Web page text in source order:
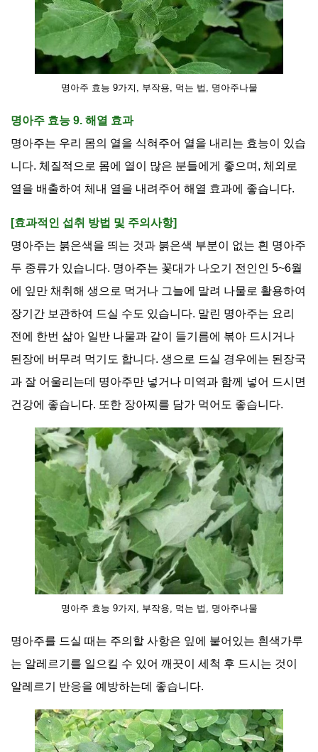
명아주 효능 9가지, 부작용, 먹는 법, 명아주나물
명아주 효능 9. 해열 효과
명아주는 우리 몸의 열을 식혀주어 열을 내리는 효능이 있습
니다. 체질적으로 몸에 열이 많은 분들에게 좋으며 , 체외로
열을 배출하여 체내 열을 내려주어 해열 효과에 좋습니다.
[효과적인 섭취 방법 및 주의사항]
명아주는 붉은색을 띄는 것과 붉은색 부분이 없는 흰 명아주
두 종류가 있습니다. 명아주는 꽃대가 나오기 전인인 5~6월
에 잎만 채취해 생으로 먹거나 그늘에 말려 나물로 활용하여
장기간 보관하여 드실 수도 있습니다. 말린 명아주는 요리
전에 한번 삶아 일반 나물과 같이 들기름에 볶아 드시거나
된장에 버무려 먹기도 합니다. 생으로 드실 경우에는 된장국
과 잘 어울리는데 명아주만 넣거나 미역과 함께 넣어 드시면
건강에 좋습니다. 또한 장아찌를 담가 먹어도 좋습니다.
명아주 효능 9가지, 부작용, 먹는 법, 명아주나물
명아주를 드실 때는 주의할 사항은 잎에 붙어있는 흰색가루
는 알레르기를 일으킬 수 있어 깨끗이 세척 후 드시는 것이
알레르기 반응을 예방하는데 좋습니다.